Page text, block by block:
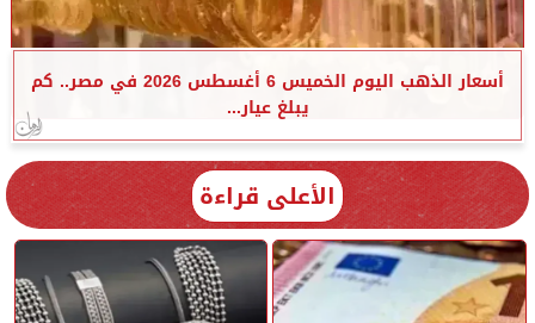
أسعار الذهب اليوم الخميس 6 أغسطس 2026 في مصر.. كم
يبلغ عيار...
الأعلى قراءة